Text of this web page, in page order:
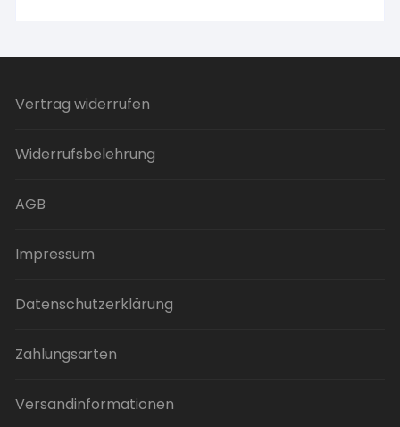
Vertrag widerrufen
Widerrufsbelehrung
AGB
Impressum
Datenschutzerklärung
Zahlungsarten
Versandinformationen